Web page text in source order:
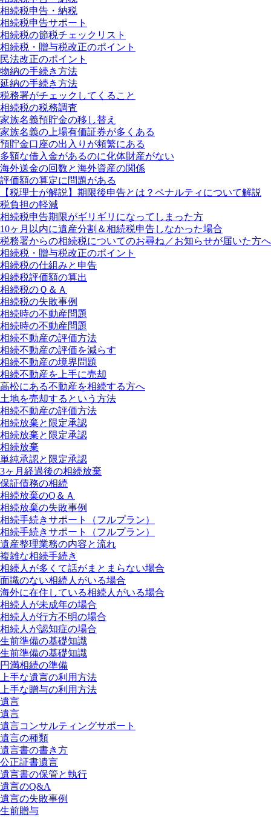
相続税申告・納税
相続税申告サポート
相続税の節税チェックリスト
相続税・贈与税改正のポイント
民法改正のポイント
物納の手続き方法
延納の手続き方法
税務署がチェックしてくること
相続税の税務調査
家族名義預貯金の移し替え
家族名義の上場有価証券が多くある
預貯金口座の出入りが頻繁にある
多額な借入金があるのに化体財産がない
海外送金の回数と海外資産の関係
評価額の算定に問題がある
【税理士が解説】期限後申告とは？ペナルティについて解説
税負担の軽減
相続税申告期限がギリギリになってしまった方
10ヶ月以内に遺産分割＆相続税申告しなかった場合
税務署からの相続税についてのお尋ね／お知らせが届いた方へ
相続税・贈与税改正のポイント
相続税の仕組みと申告
相続税評価額の算出
相続税のＱ＆Ａ
相続税の失敗事例
相続時の不動産問題
相続時の不動産問題
相続不動産の評価方法
相続不動産の評価を減らす
相続不動産の境界問題
相続不動産を上手に売却
高松にある不動産を相続する方へ
土地を売却するという方法
相続不動産の評価方法
相続放棄と限定承認
相続放棄と限定承認
相続放棄
単純承認と限定承認
3ヶ月経過後の相続放棄
保証債務の相続
相続放棄のQ＆Ａ
相続放棄の失敗事例
相続手続きサポート（フルプラン）
相続手続きサポート（フルプラン）
遺産整理業務の内容と流れ
複雑な相続手続き
相続人が多くて話がまとまらない場合
面識のない相続人がいる場合
海外に在住している相続人がいる場合
相続人が未成年の場合
相続人が行方不明の場合
相続人が認知症の場合
生前準備の基礎知識
生前準備の基礎知識
円満相続の準備
上手な遺言の利用方法
上手な贈与の利用方法
遺言
遺言
遺言コンサルティングサポート
遺言の種類
遺言書の書き方
公正証書遺言
遺言書の保管と執行
遺言のQ&A
遺言の失敗事例
生前贈与